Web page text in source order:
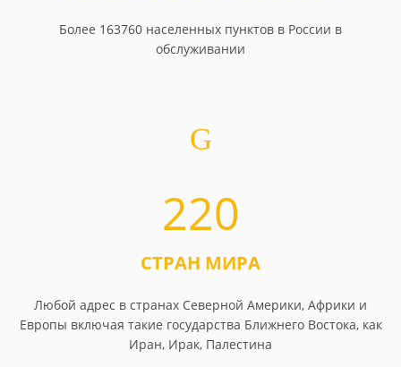
Более 163760 населенных пунктов в России в
обслуживании
220
СТРАН МИРА
Любой адрес в странах Северной Америки, Африки и
Европы включая такие государства Ближнего Востока, как
Иран, Ирак, Палестина